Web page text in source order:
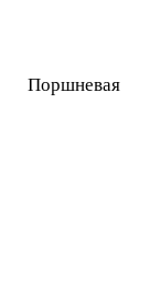
Поршневая